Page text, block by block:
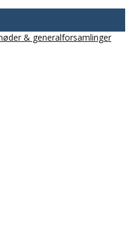
& generalforsamlinger